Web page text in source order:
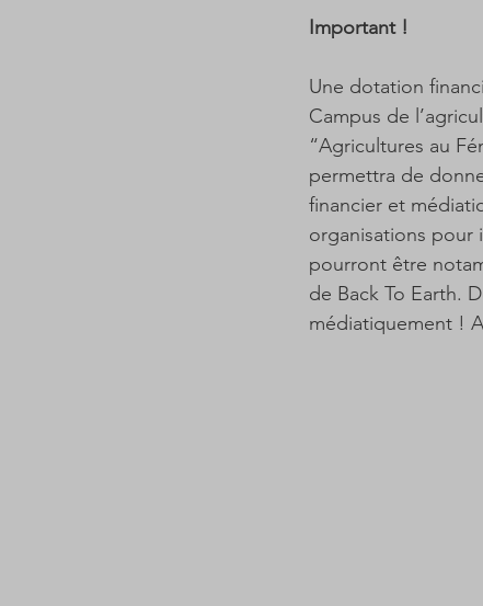
Important !
Une dotation
Campus de
“Agricultures au
permettra de
financier et
organisations pour
pourront être
de Back To Earth.
médiatiquement !